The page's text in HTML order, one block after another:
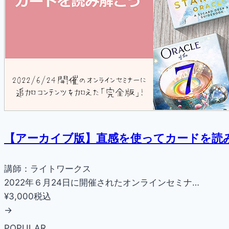
【アーカイブ版】直感を使ってカードを読
講師：ライトワークス
2022年６月24日に開催されたオンラインセミナ…
¥3,000税込
→